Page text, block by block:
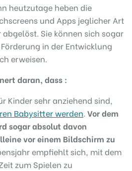
heutzutage heben die
und Apps jeglicher Art
Sie können sich sogar
in der Entwicklung
erweisen.
daran, dass :
Kinder sehr anziehend sind,
Babysitter werden. Vor dem
sogar absolut davon
vor einem Bildschirm zu
empfiehlt sich, mit dem
zum Spielen zu